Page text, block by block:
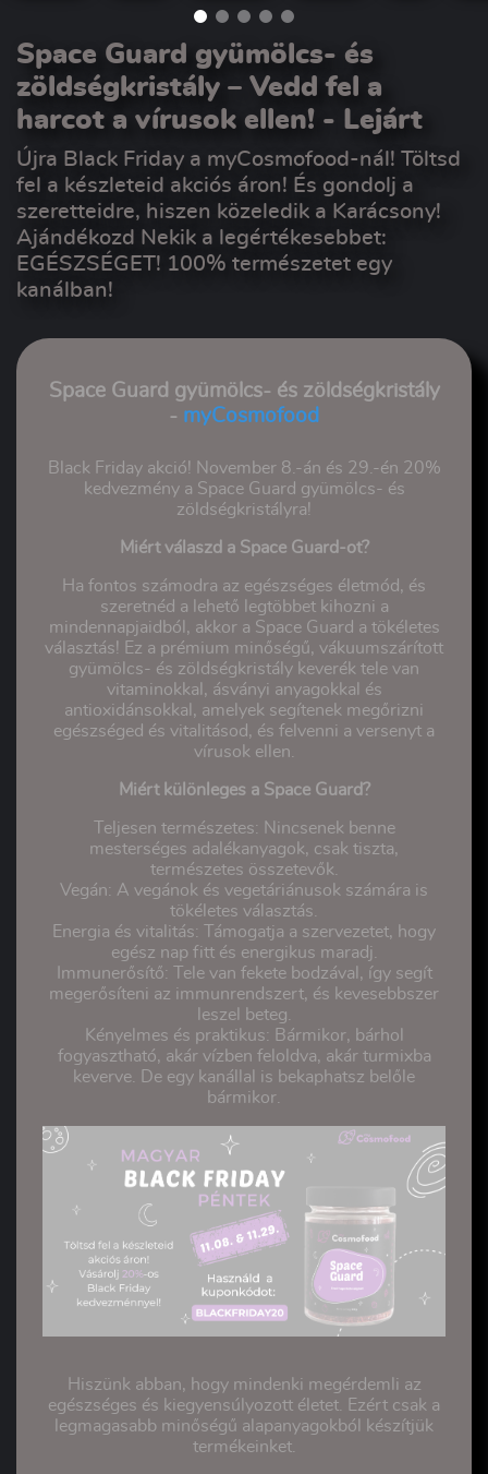
Space Guard gyümölcs- és
zöldségkristály – Vedd fel a
harcot a vírusok ellen! - Lejárt
Újra Black Friday a myCosmofood-nál! Töltsd
fel a készleteid akciós áron! És gondolj a
szeretteidre, hiszen közeledik a Karácsony!
Ajándékozd Nekik a legértékesebbet:
EGÉSZSÉGET! 100% természetet egy
kanálban!
Space Guard gyümölcs- és zöldségkristály
- myCosmofood
Black Friday akció! November 8.-án és 29.-én 20%
kedvezmény a Space Guard gyümölcs- és
zöldségkristályra!
Miért válaszd a Space Guard-ot?
Ha fontos számodra az egészséges életmód, és
szeretnéd a lehető legtöbbet kihozni a
mindennapjaidból, akkor a Space Guard a tökéletes
választás! Ez a prémium minőségű, vákuumszárított
gyümölcs- és zöldségkristály keverék tele van
vitaminokkal, ásványi anyagokkal és
antioxidánsokkal, amelyek segítenek megőrizni
egészséged és vitalitásod, és felvenni a versenyt a
vírusok ellen.
Miért különleges a Space Guard?
Teljesen természetes: Nincsenek benne
mesterséges adalékanyagok, csak tiszta,
természetes összetevők.
Vegán: A vegánok és vegetáriánusok számára is
tökéletes választás.
Energia és vitalitás: Támogatja a szervezetet, hogy
egész nap fitt és energikus maradj.
Immunerősítő: Tele van fekete bodzával, így segít
megerősíteni az immunrendszert, és kevesebbszer
leszel beteg.
Kényelmes és praktikus: Bármikor, bárhol
fogyasztható, akár vízben feloldva, akár turmixba
keverve. De egy kanállal is bekaphatsz belőle
bármikor.
Hiszünk abban, hogy mindenki megérdemli az
egészséges és kiegyensúlyozott életet. Ezért csak a
legmagasabb minőségű alapanyagokból készítjük
termékeinket.